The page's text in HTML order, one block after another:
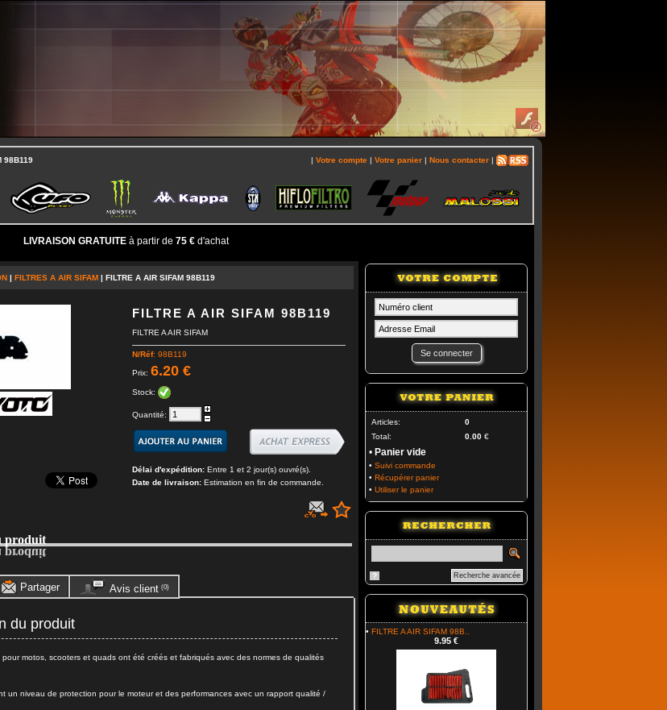
98B119 | Votre compte | Votre panier | Nous contacter |
LIVRAISON GRATUITEà partir de 75 €d'achat
| FILTRES A AIR SIFAM | FILTRE A AIR SIFAM 98B119
FILTRE A AIR SIFAM 98B119
FILTRE A AIR SIFAM
N/Réf: 98B119
Prix: 6.20 €
Stock:
Quantité:
Délai d'expédition: Entre 1 et 2 jour(s) ouvré(s).
Date de livraison: Estimation en fin de commande.
produit
produit
Partager Avis client (0)
du produit
pour motos, scooters et quads ont été créés et fabriqués avec des normes de qualités
un niveau de protection pour le moteur et des performances avec un rapport qualité /
Articles:
0
Total:
0.00 €
• Panier vide
• Suivi commande
• Récupérer panier
• Utiliser le panier
? Recherche avancée
• FILTRE A AIR SIFAM 98B..
9.95 €